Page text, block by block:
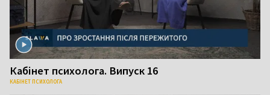
Кабінет психолога. Випуск 16
КАБІНЕТ ПСИХОЛОГА